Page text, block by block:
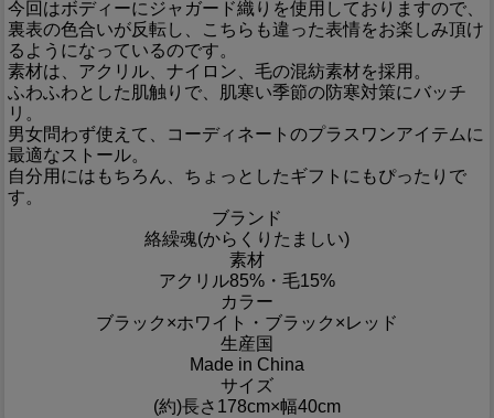
今回はボディーにジャガード織りを使用しておりますので、
裏表の色合いが反転し、こちらも違った表情をお楽しみ頂け
るようになっているのです。
素材は、アクリル、ナイロン、毛の混紡素材を採用。
ふわふわとした肌触りで、肌寒い季節の防寒対策にバッチ
リ。
男女問わず使えて、コーディネートのプラスワンアイテムに
最適なストール。
自分用にはもちろん、ちょっとしたギフトにもぴったりで
す。
ブランド
絡繰魂(からくりたましい)
素材
アクリル85%・毛15%
カラー
ブラック×ホワイト・ブラック×レッド
生産国
Made in China
サイズ
(約)長さ178cm×幅40cm